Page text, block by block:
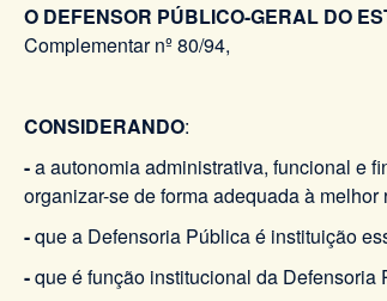
O DEFENSOR PÚBLICO-GERAL DO
Complementar nº 80/94,
CONSIDERANDO:
-a autonomia administrativa, funcional e
organizar-se de forma adequada à
-que a Defensoria Pública é instituição
-que é função institucional da